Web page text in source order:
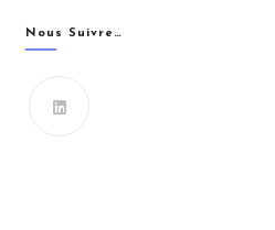
Nous Suivre…